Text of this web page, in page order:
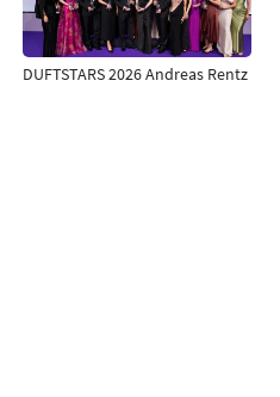
DUFTSTARS 2026 Andreas Rentz